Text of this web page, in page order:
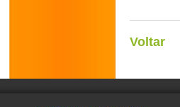
Voltar